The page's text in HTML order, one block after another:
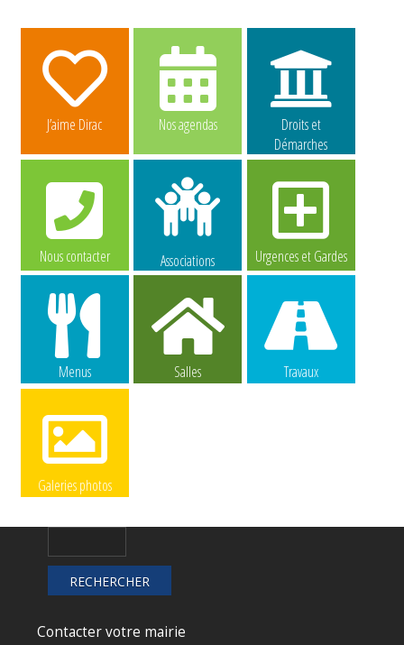
J’aime Dirac Nos agendas
Droits et
Démarches
Nous contacter Associations Urgences et Gardes
Menus Salles Travaux
Galeries photos
Contacter votre mairie